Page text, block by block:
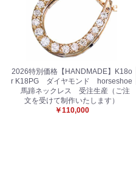
2026特別価格【HANDMADE】K18o
r K18PG ダイヤモンド horseshoe
馬蹄ネックレス 受注生産（ご注
文を受けて制作いたします）
￥110,000